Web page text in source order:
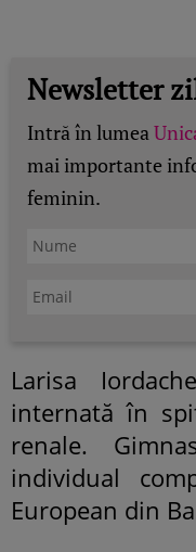
Newsletter
Intră în lumea
mai importante
feminin.
Larisa
internată în
renale.
individual
European din